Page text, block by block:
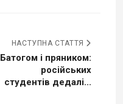
НАСТУПНА СТАТТЯ
Батогом і пряником:
російських
студентів дедалі...